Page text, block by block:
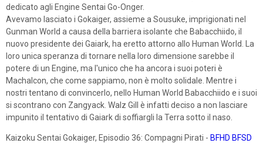
dedicato agli Engine Sentai Go-Onger.
Avevamo lasciato i Gokaiger, assieme a Sousuke, imprigionati nel
Gunman World a causa della barriera isolante che Babacchiido, il
nuovo presidente dei Gaiark, ha eretto attorno allo Human World. La
loro unica speranza di tornare nella loro dimensione sarebbe il
potere di un Engine, ma l'unico che ha ancora i suoi poteri è
Machalcon, che come sappiamo, non è molto solidale. Mentre i
nostri tentano di convincerlo, nello Human World Babacchiido e i suoi
si scontrano con Zangyack. Walz Gill è infatti deciso a non lasciare
impunito il tentativo di Gaiark di soffiargli la Terra sotto il naso.
Kaizoku Sentai Gokaiger, Episodio 36: Compagni Pirati - BFHD BFSD